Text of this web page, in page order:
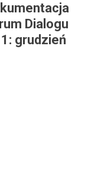
Dialogu
grudzień